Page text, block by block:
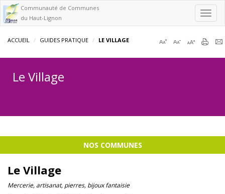
Communauté de Communes
du Haut-Lignon
ACCUEIL GUIDES PRATIQUE LE VILLAGE
Le Village
NOS COMMUNES
Le Village
Mercerie, artisanat, pierres, bijoux fantaisie